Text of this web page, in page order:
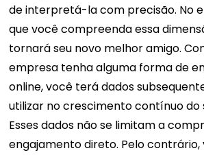
de interpretá-la com precisão. No
que você compreenda essa
tornará seu novo melhor amigo.
empresa tenha alguma forma de
online, você terá dados
utilizar no crescimento contínuo do
Esses dados não se limitam a
engajamento direto. Pelo contrário,